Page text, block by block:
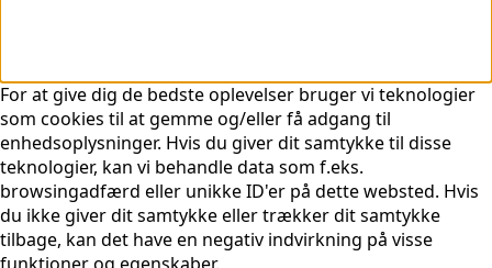
For at give dig de bedste oplevelser bruger vi teknologier
som cookies til at gemme og/eller få adgang til
enhedsoplysninger. Hvis du giver dit samtykke til disse
teknologier, kan vi behandle data som f.eks.
browsingadfærd eller unikke ID'er på dette websted. Hvis
du ikke giver dit samtykke eller trækker dit samtykke
tilbage, kan det have en negativ indvirkning på visse